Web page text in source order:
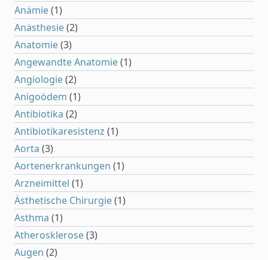
Anämie(1)
Anästhesie(2)
Anatomie(3)
Angewandte Anatomie(1)
Angiologie(2)
Anigoödem (1)
Antibiotika (2)
Antibiotikaresistenz (1)
Aorta (3)
Aortenerkrankungen (1)
Arzneimittel (1)
Ästhetische Chirurgie(1)
Asthma (1)
Atherosklerose(3)
Augen (2)